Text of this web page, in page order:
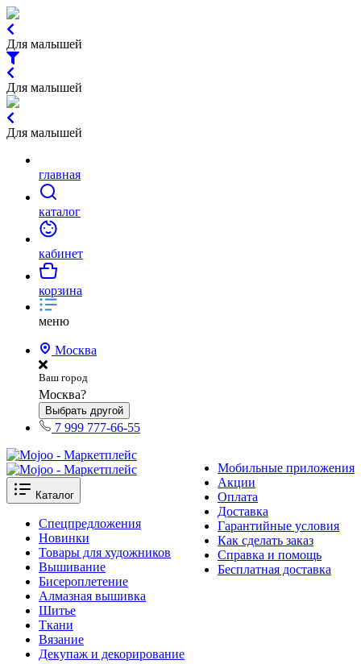
Для малышей
Для малышей
Для малышей
главная
каталог
кабинет
корзина
меню
Москва
Ваш город
Москва?
Выбрать другой
7 999 777-66-55
Мобильные приложения
Акции
Оплата
Доставка
Гарантийные условия
Как сделать заказ
Справка и помощь
Бесплатная доставка
Каталог
Спецпредложения
Новинки
Товары для художников
Вышивание
Бисероплетение
Алмазная вышивка
Шитье
Ткани
Вязание
Декупаж и декорирование